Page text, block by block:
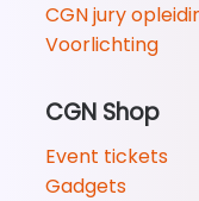
CGN jury
Voorlichting
CGN Shop
Event tickets
Gadgets